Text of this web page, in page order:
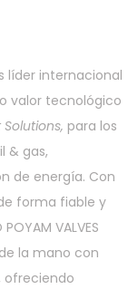
líder internacional
valor tecnológico
para los
& gas,
de energía. Con
forma fiable y
VALVES
la mano con
ofreciendo